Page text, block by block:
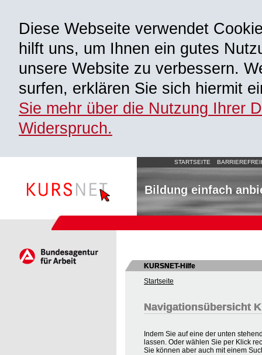
Diese Webseite verwendet
hilft uns, um Ihnen ein gutes
unsere Website zu verbessern.
surfen, erklären Sie sich hiermit
Sie mehr über die Nutzung Ihrer
Widerspruch.
STARTSEITE
Bildung einfach
KURSNET-Hilfe
Startseite
Navigationsübersicht
Indem Sie auf eine der unten
lassen. Oder wählen Sie per Klick
Sie können aber auch mit einem